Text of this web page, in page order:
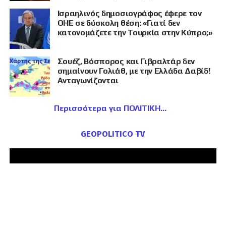
Ισραηλινός δημοσιογράφος έφερε τον
ΟΗΕ σε δύσκολη θέση: «Γιατί δεν
κατονομάζετε την Τουρκία στην Κύπρο;»
Σουέζ, Βόσπορος και Γιβραλτάρ δεν
σημαίνουν Γολιάθ, με την Ελλάδα Δαβίδ!
Ανταγωνίζονται
Περισσότερα για ΠΟΛΙΤΙΚΗ
GEOPOLITICO TV